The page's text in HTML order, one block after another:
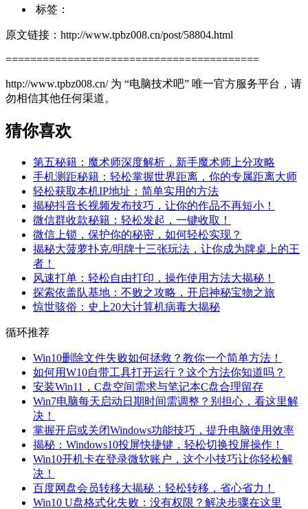
标签：
原文链接：http://www.tpbz008.cn/post/58804.html
=========================================
http://www.tpbz008.cn/ 为 “电脑技术吧” 唯一官方服务平台，请
勿相信其他任何渠道。
猜你喜欢
第五秘籍：魔术师深度解析，新手魔术师上分攻略
手机测距秘籍：轻松掌握世界距离，你的专属距离大师
轻松获取本机IP地址：简单实用的方法
揭秘抖音长视频发布技巧，让你的作品不再短小！
微信群收款秘籍：轻松发起，一键收取！
微信上锁，保护你的秘密，如何轻松实现？
揭秘大菠萝扑克/明牌十三张玩法，让你成为牌桌上的王
者！
风速打单：轻松自由打印，操作使用方法大揭秘！
探索依盖队基地：不败之攻略，开启神秘宝物之旅
惊世骇俗：史上20大计算机病毒大揭秘
循环推荐
Win10删除文件失败如何拯救？教你一个简单方法！
如何用W10自带工具打开运行？这个方法你知道吗？
安装Win11，C盘空间需求与笔记本C盘合理留存
Win7电脑每天启动日期时间需调整？别担心，看这里解
决！
掌握开启或关闭Windows功能技巧，提升电脑使用效率
揭秘：Windows10投屏快捷键，轻松切换投屏操作！
Win10开机卡在登录微软账户，这个小技巧让你轻松解
决！
百度网盘会员转移大揭秘：轻松转移，省心省力！
Win10 U盘格式化失败：没有权限？解决步骤在这里